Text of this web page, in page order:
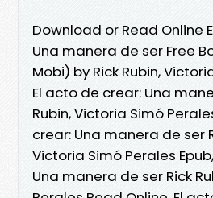
Download or Read Online
Una manera de ser Free
Mobi) by Rick Rubin,
El acto de crear: Una
Rubin, Victoria Simó
crear: Una manera de ser
Victoria Simó Perales
Una manera de ser Rick